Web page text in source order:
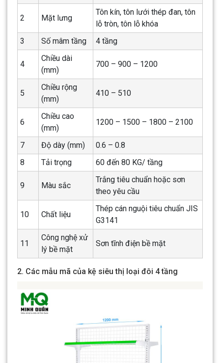
2 Mặt lưng
Tôn kín, tôn lưới thép đan, tôn
lỗ tròn, tôn lỗ khóa
3
Số mâm tầng 4 tầng
4
Chiều dài
(mm)
700 – 900 – 1200
5
Chiều rộng
(mm)
410 – 510
6
Chiều cao
(mm)
1200 – 1500 – 1800 – 2100
7 Độ dày (mm)
0.6 – 0.8
8
Tải trọng 60 đến 80 KG/ tầng
9 Màu sắc
Trắng tiêu chuẩn hoặc sơn
theo yêu cầu
10 Chất liệu
Thép cán nguội tiêu chuẩn JIS
G3141
11
Công nghệ xử
lý bề mặt
Sơn tĩnh điện bề mặt
2. Các mẫu mã của kệ siêu thị loại đôi 4 tầng